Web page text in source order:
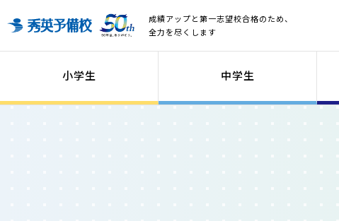
成績アップと第一志望校合格のため、
全力を尽くします
小学生 中学生